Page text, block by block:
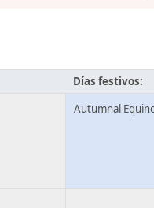
Días festivos:
Autumnal